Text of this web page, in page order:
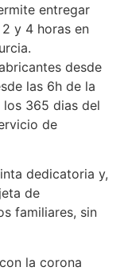
entregar
y 4 horas en
desde
las 6h de la
los 365 dias del
de
dedicatoria y,
de
familiares, sin
la corona